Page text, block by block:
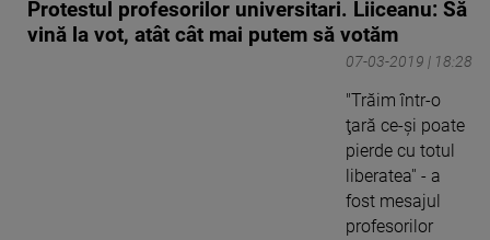
Protestul profesorilor universitari. Liiceanu: Să
vină la vot, atât cât mai putem să votăm
07-03-2019 | 18:28
"Trăim într-o
ţară ce-şi poate
pierde cu totul
liberatea'' - a
fost mesajul
profesorilor